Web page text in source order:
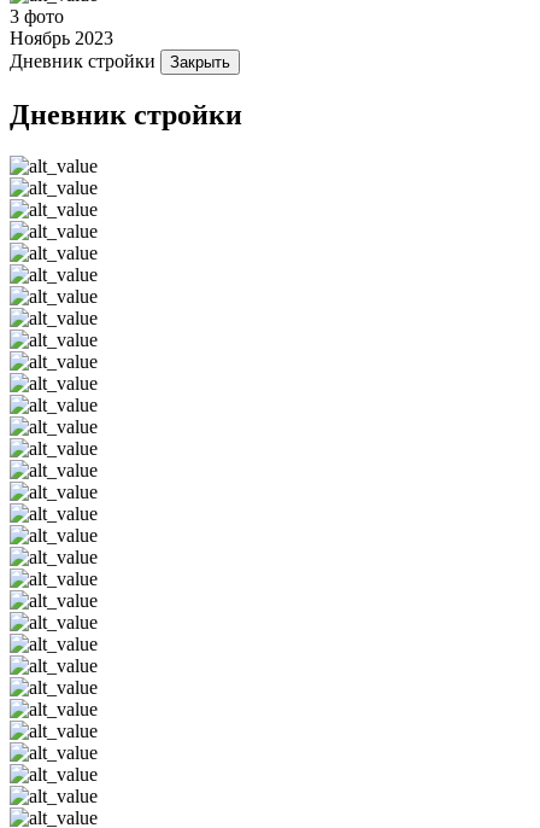
3 фото
Ноябрь 2023
Дневник стройки
Закрыть
Дневник стройки